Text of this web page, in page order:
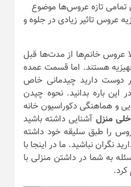
تازه عروس‌ها موضوع
عروس تاثیر زیادی در جلوه و
عروس خانم‌ها از مدت‌ها قبل
هستند. اما قسمت عمده
دوست دارید چیدمانی خاص
این باره بدانید. نحوه چیدن
و هماهنگی دکوراسیون خانه
منزل آشنایی داشته باشید
را طبق سلیقه خود داشته
نگران نباشید. ما در اینجا با
به شما در داشتن منزلی با